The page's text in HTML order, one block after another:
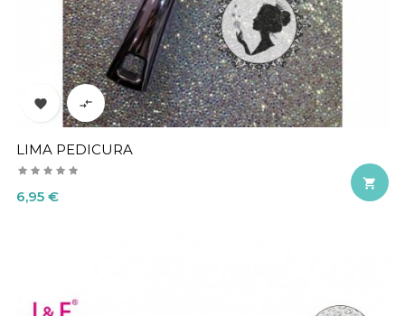
 
LIMA PEDICURA
Precio
6,95 €
